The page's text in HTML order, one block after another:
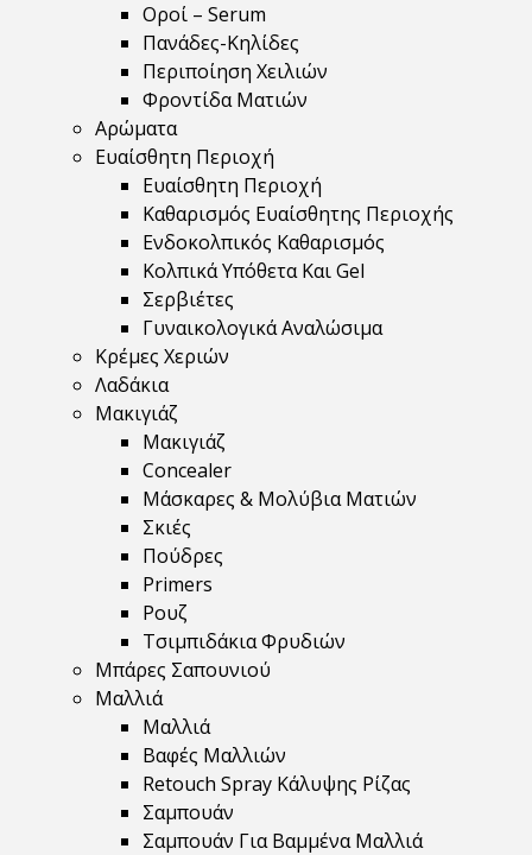
Οροί – Serum
Πανάδες-Κηλίδες
Περιποίηση Χειλιών
Φροντίδα Ματιών
Αρώματα
Ευαίσθητη Περιοχή
Ευαίσθητη Περιοχή
Καθαρισμός Ευαίσθητης Περιοχής
Ενδοκολπικός Καθαρισμός
Κολπικά Υπόθετα Και Gel
Σερβιέτες
Γυναικολογικά Αναλώσιμα
Κρέμες Χεριών
Λαδάκια
Μακιγιάζ
Μακιγιάζ
Concealer
Μάσκαρες & Μολύβια Ματιών
Σκιές
Πούδρες
Primers
Ρουζ
Τσιμπιδάκια Φρυδιών
Μπάρες Σαπουνιού
Μαλλιά
Μαλλιά
Βαφές Μαλλιών
Retouch Spray Κάλυψης Ρίζας
Σαμπουάν
Σαμπουάν Για Βαμμένα Μαλλιά